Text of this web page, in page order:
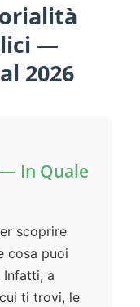
—
2026
In Quale
scoprire
cosa puoi
Infatti, a
ti trovi, le